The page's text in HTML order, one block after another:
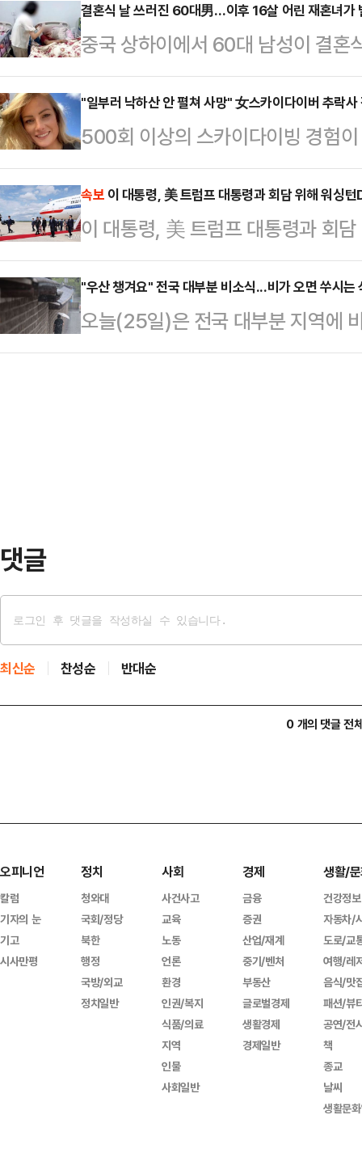
투표율인 37.51%보다 2.24%p 높
리위원회는 24일 오전 8시부터 오
투표율이 39.75%를 기록했다고
일 동시간대 투표율인 37.51%보
의힘 전 대표가 당선됐던 지난해
다는…
결혼식 날 쓰러진 60대男…이후 16살 어린 재혼녀가
중국 상하이에서 60대 남성이 결혼
16살 연하 아내가 남성의 계좌에
시간) 홍콩 사우스차이나모닝포스
남성 왕씨(61)는 20여년 전 이혼
하 여성 런 팡(45)과 재혼했다.당시
나이든 남성은 연금, 재산, 이주 혜
려했고, 왕씨의 어머니 역시 "나이
"일부러 낙하산 안 펼쳐 사망" 女스카이다이버 추락사
500회 이상의 스카이다이빙 경험
사건을 수사한 결과 스스로 목숨을
시간) BBC에 따르면 올해 32세로
4월27일 스카이다이빙을 하던 도
험이 많은 스카이다이버였던 다마
하산조차 펼치려는 시도를 하지 않
작동 상태였다고 한다.다마렐은
있었고, 사망 …
속보 이 대통령, 美 트럼프 대통령과 회담 위해 워싱턴
이 대통령, 美 트럼프 대통령과 회
"우산 챙겨요" 전국 대부분 비소식...비가 오면 쑤시
오늘(25일)은 전국 대부분 지역에
새벽부터 인천·경기서해안과 충남
댓글
최신순 찬성순 반대순
0 개의 댓글 전
오피니언
칼럼
기자의 눈
기고
시사만평
정치
청와대
국회/정당
북한
행정
국방/외교
정치일반
사회
사건사고
교육
노동
언론
환경
인권/복지
식품/의료
지역
인물
사회일반
경제
금융
증권
산업/재계
중기/벤처
부동산
글로벌경제
생활경제
경제일반
생활/
건강정보
자동차/
도로/교
여행/레
음식/맛
패션/뷰
공연/전
책
종교
날씨
생활문